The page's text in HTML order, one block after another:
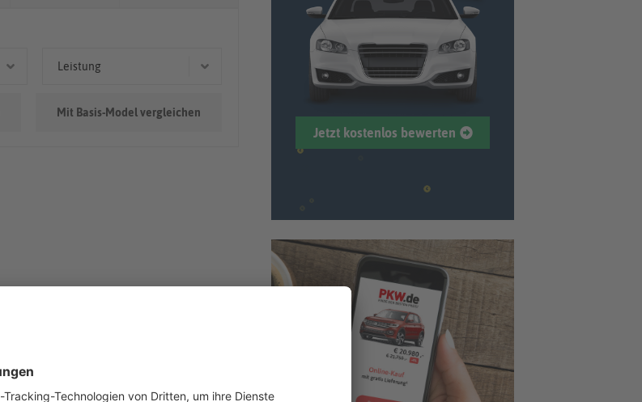
Leistung
Mit Basis-Model vergleichen
Jetzt kostenlos bewerten